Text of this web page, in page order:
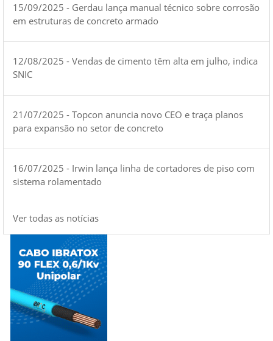
15/09/2025 - Gerdau lança manual técnico sobre corrosão
em estruturas de concreto armado
12/08/2025 - Vendas de cimento têm alta em julho, indica
SNIC
21/07/2025 - Topcon anuncia novo CEO e traça planos
para expansão no setor de concreto
16/07/2025 - Irwin lança linha de cortadores de piso com
sistema rolamentado
Ver todas as notícias